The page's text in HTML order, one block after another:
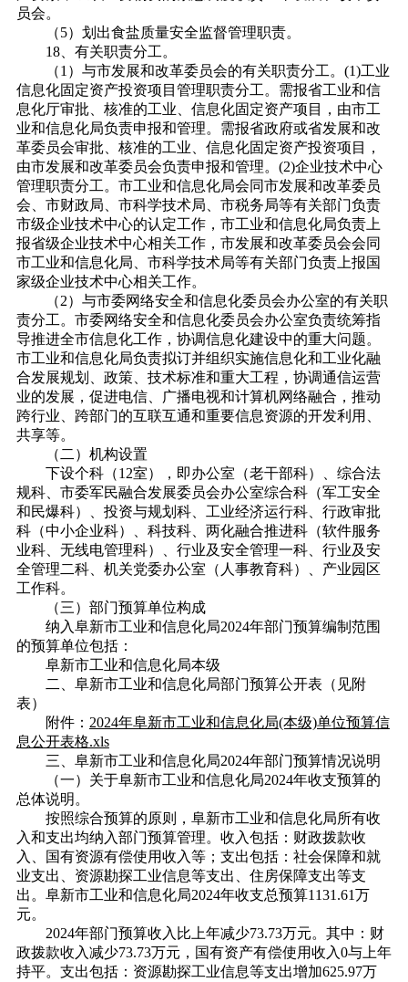
员会。
（5）划出食盐质量安全监督管理职责。
18、有关职责分工。
（1）与市发展和改革委员会的有关职责分工。(1)工业
信息化固定资产投资项目管理职责分工。需报省工业和信
息化厅审批、核准的工业、信息化固定资产项目，由市工
业和信息化局负责申报和管理。需报省政府或省发展和改
革委员会审批、核准的工业、信息化固定资产投资项目，
由市发展和改革委员会负责申报和管理。(2)企业技术中心
管理职责分工。市工业和信息化局会同市发展和改革委员
会、市财政局、市科学技术局、市税务局等有关部门负责
市级企业技术中心的认定工作，市工业和信息化局负责上
报省级企业技术中心相关工作，市发展和改革委员会会同
市工业和信息化局、市科学技术局等有关部门负责上报国
家级企业技术中心相关工作。
（2） 与市委网络安全和信息化委员会办公室的有关职
责分工。市委网络安全和信息化委员会办公室负责统筹指
导推进全市信息化工作，协调信息化建设中的重大问题。
市工业和信息化局负责拟订并组织实施信息化和工业化融
合发展规划、政策、技术标准和重大工程，协调通信运营
业的发展，促进电信、广播电视和计算机网络融合，推动
跨行业、跨部门的互联互通和重要信息资源的开发利用、
共享等。
（二）机构设置
下设个科（12室），即办公室（老干部科）、综合法
规科、市委军民融合发展委员会办公室综合科（军工安全
和民爆科）、投资与规划科、工业经济运行科、行政审批
科（中小企业科）、科技科、两化融合推进科（软件服务
业科、无线电管理科）、行业及安全管理一科、行业及安
全管理二科、机关党委办公室（人事教育科）、产业园区
工作科。
（三）部门预算单位构成
纳入阜新市工业和信息化局2024年部门预算编制范围
的预算单位包括：
阜新市工业和信息化局本级
二、阜新市工业和信息化局部门预算公开表（见附
表）
附件： 2024年阜新市工业和信息化局(本级)单位预算信
息公开表格.xls
三、阜新市工业和信息化局2024年部门预算情况说明
（一）关于阜新市工业和信息化局2024年收支预算的
总体说明。
按照综合预算的原则，阜新市工业和信息化局所有收
入和支出均纳入部门预算管理。收入包括：财政拨款收
入、国有资源有偿使用收入等；支出包括：社会保障和就
业支出、资源勘探工业信息等支出、住房保障支出等支
出。阜新市工业和信息化局2024年收支总预算1131.61万
元。
2024年部门预算收入比上年减少73.73万元。其中：财
政拨款收入减少73.73万元，国有资产有偿使用收入0与上年
持平。支出包括：资源勘探工业信息等支出增加625.97万